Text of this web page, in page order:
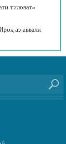
тиловат»
аз аввали